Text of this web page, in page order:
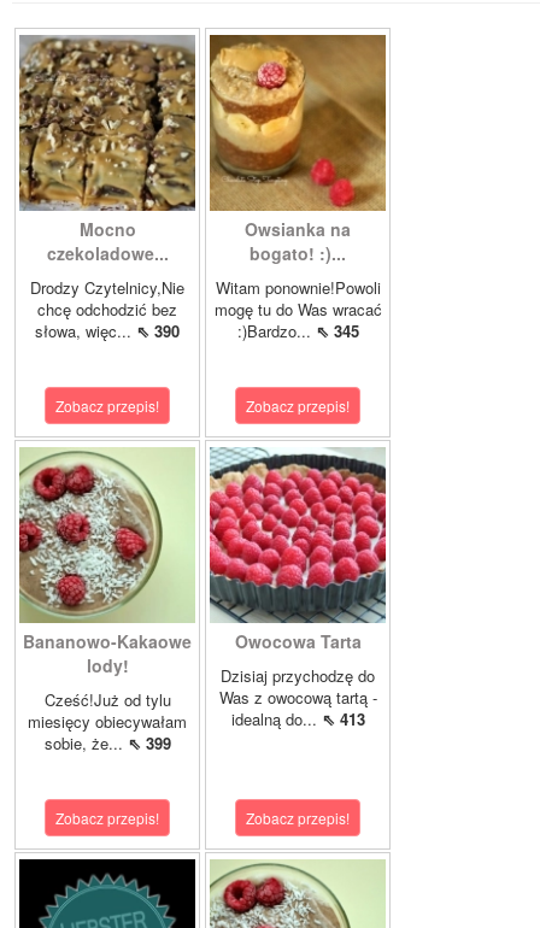
Mocno
czekoladowe...
Drodzy Czytelnicy,Nie
chcę odchodzić bez
słowa, więc... ⇖ 390
Zobacz przepis!
Owsianka na
bogato! :)...
Witam ponownie!Powoli
mogę tu do Was wracać
:)Bardzo... ⇖ 345
Zobacz przepis!
Bananowo-Kakaowe
lody!
Cześć!Już od tylu
miesięcy obiecywałam
sobie, że... ⇖ 399
Zobacz przepis!
Owocowa Tarta
Dzisiaj przychodzę do
Was z owocową tartą -
idealną do... ⇖ 413
Zobacz przepis!